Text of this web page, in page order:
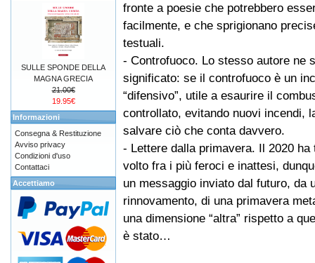
fronte a poesie che potrebbero
facilmente, e che sprigionano
testuali.
- Controfuoco. Lo stesso autore ne
significato: se il controfuoco è un
“difensivo”, utile a esaurire il
controllato, evitando nuovi incendi,
salvare ciò che conta davvero.
- Lettere dalla primavera. Il 2020
volto fra i più feroci e inattesi,
un messaggio inviato dal futuro, da
rinnovamento, di una primavera
una dimensione “altra” rispetto a
è stato…
SULLE SPONDE DELLA
MAGNA GRECIA
21.00€
19.95€
Informazioni
Consegna & Restituzione
Avviso privacy
Condizioni d'uso
Contattaci
Accettiamo